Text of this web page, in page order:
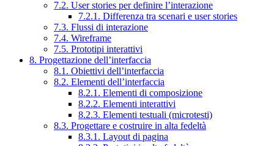
7.2. User stories per definire l’interazione
7.2.1. Differenza tra scenari e user stories
7.3. Flussi di interazione
7.4. Wireframe
7.5. Prototipi interattivi
8. Progettazione dell’interfaccia
8.1. Obiettivi dell’interfaccia
8.2. Elementi dell’interfaccia
8.2.1. Elementi di composizione
8.2.2. Elementi interattivi
8.2.3. Elementi testuali (microtesti)
8.3. Progettare e costruire in alta fedeltà
8.3.1. Layout di pagina